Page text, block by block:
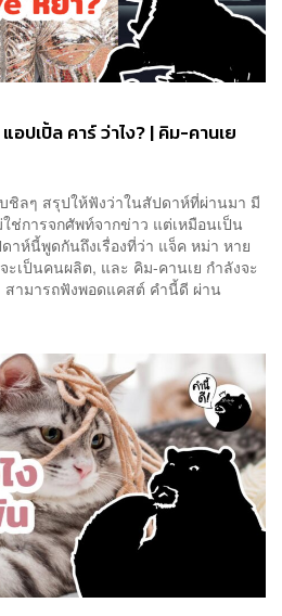
อปเปิ้ล คาร์ ว่าไง? | คิม-คานเย
ลๆ สรุปให้ฟังว่าในสัปดาห์ที่ผ่านมา มี
ช่การจกศัพท์จากข่าว แต่เหมือนเป็น
าห์นี้พูดกันถึงเรื่องที่ว่า แจ็ค หม่า หาย
ะเป็นคนผลิต, และ คิม-คานเย กำลังจะ
ามารถฟังพอดแคสต์ คำนี้ดี ผ่าน